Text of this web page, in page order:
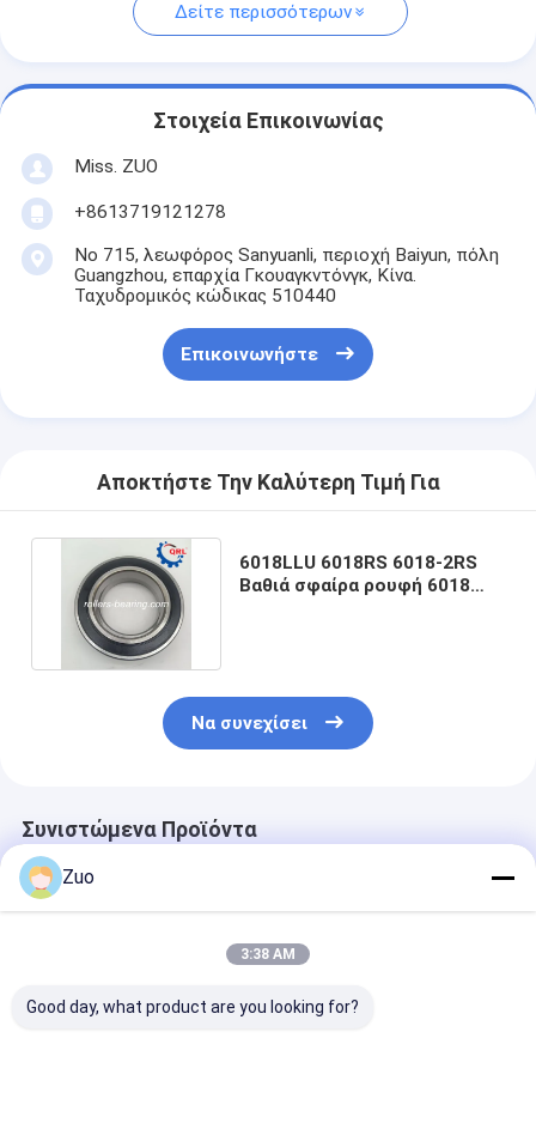
Δείτε περισσότερων
Στοιχεία Επικοινωνίας
Miss. ZUO
+8613719121278
Νο 715, λεωφόρος Sanyuanli, περιοχή Baiyun, πόλη
Guangzhou, επαρχία Γκουαγκντόνγκ, Κίνα.
Ταχυδρομικός κώδικας 510440
Επικοινωνήστε
Αποκτήστε Την Καλύτερη Τιμή Για
6018LLU 6018RS 6018-2RS
Βαθιά σφαίρα ρουφή 6018
Να συνεχίσει
Συνιστώμενα Προϊόντα
Zuo
3:38 AM
Good day, what product are you looking for?